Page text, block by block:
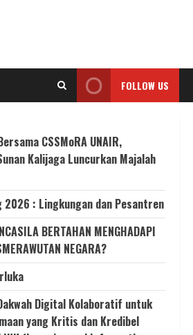
FOLLOW US
CSSMoRA UNAIR,
Kalijaga Luncurkan Majalah
2026 : Lingkungan dan Pesantren
BERTAHAN MENGHADAPI
NEGARA?
Digital Kolaboratif untuk
yang Kritis dan Kredibel